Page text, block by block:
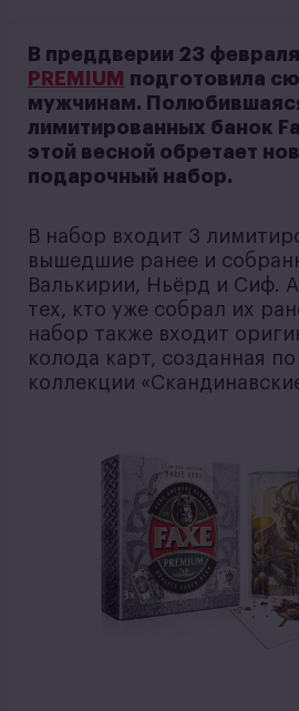
В преддверии 23
PREMIUM подготовила
мужчинам.
лимитированных банок
этой весной обретает
подарочный набор.
В набор входит 3
вышедшие ранее и
Валькирии, Ньёрд и Сиф.
тех, кто уже собрал их
набор также входит
колода карт, созданная
коллекции